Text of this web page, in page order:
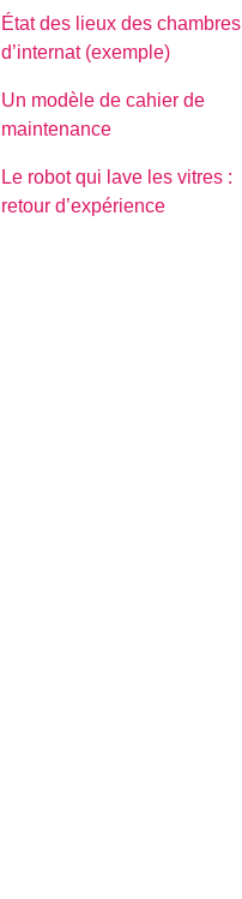
État des lieux des chambres
d’internat (exemple)
Un modèle de cahier de
maintenance
Le robot qui lave les vitres :
retour d’expérience